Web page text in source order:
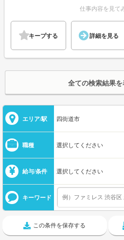
仕事内容を見て
キープする 詳細を見る
全ての検索結果を
エリア/駅 四街道市
職種 選択してください
給与/条件 選択してください
キーワード
この条件を保存する